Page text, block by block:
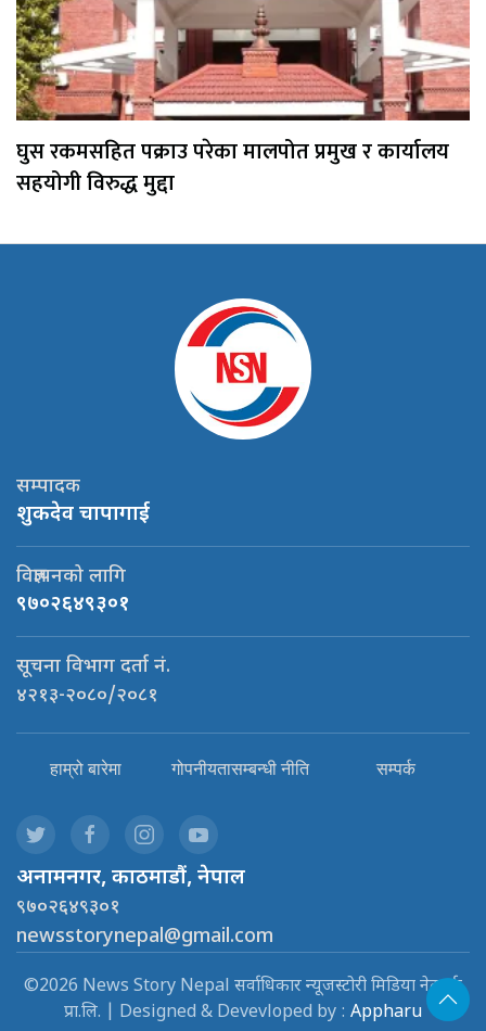
घुस रकमसहित पक्राउ परेका मालपोत प्रमुख र कार्यालय
सहयोगी विरुद्ध मुद्दा
सम्पादक
शुकदेव चापागाई
विज्ञापनको लागि
९७०२६४९३०१
सूचना विभाग दर्ता नं.
४२१३-२०८०/२०८१
हाम्रो बारेमा गोपनीयतासम्बन्धी नीति सम्पर्क
अनामनगर, काठमाडौं, नेपाल
९७०२६४९३०१
newsstorynepal@gmail.com
©2026 News Story Nepal सर्वाधिकार न्यूजस्टोरी मिडिया नेटवर्क
प्रा.लि. | Designed & Devevloped by : Appharu